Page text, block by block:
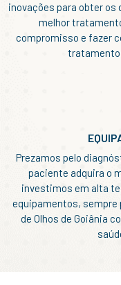
inovações para obter
melhor
compromisso e fazer
Prezamos pelo
paciente adquira o
investimos em alta
equipamentos,
de Olhos de Goiânia